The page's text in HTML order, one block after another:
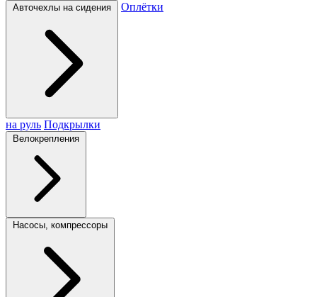
Авточехлы на сидения Оплётки
на руль Подкрылки
Велокрепления
Насосы, компрессоры